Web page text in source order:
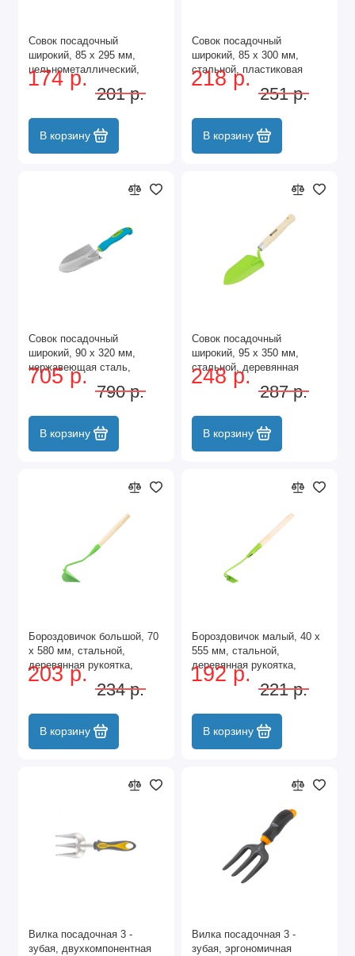
Совок посадочный
широкий, 85 х 295 мм,
цельнометаллический,
Fresh Line, Palisad
174 р.
201 р.
В корзину
Совок посадочный
широкий, 85 х 300 мм,
стальной, пластиковая
рукоятка, Connect, Palisad
218 р.
251 р.
В корзину
Совок посадочный
широкий, 90 х 320 мм,
нержавеющая сталь,
двухкомпонентная
рукоятка, Premium Plus,
705 р.
790 р.
В корзину
Совок посадочный
широкий, 95 х 350 мм,
стальной, деревянная
рукоятка, Classic, Palisad
248 р.
287 р.
В корзину
Бороздовичок большой, 70
х 580 мм, стальной,
деревянная рукоятка,
Агроном, Сибртех
203 р.
234 р.
В корзину
Бороздовичок малый, 40 х
555 мм, стальной,
деревянная рукоятка,
Агроном, Сибртех
192 р.
221 р.
В корзину
Вилка посадочная 3 -
зубая, двухкомпонентная
Вилка посадочная 3 -
зубая, эргономичная